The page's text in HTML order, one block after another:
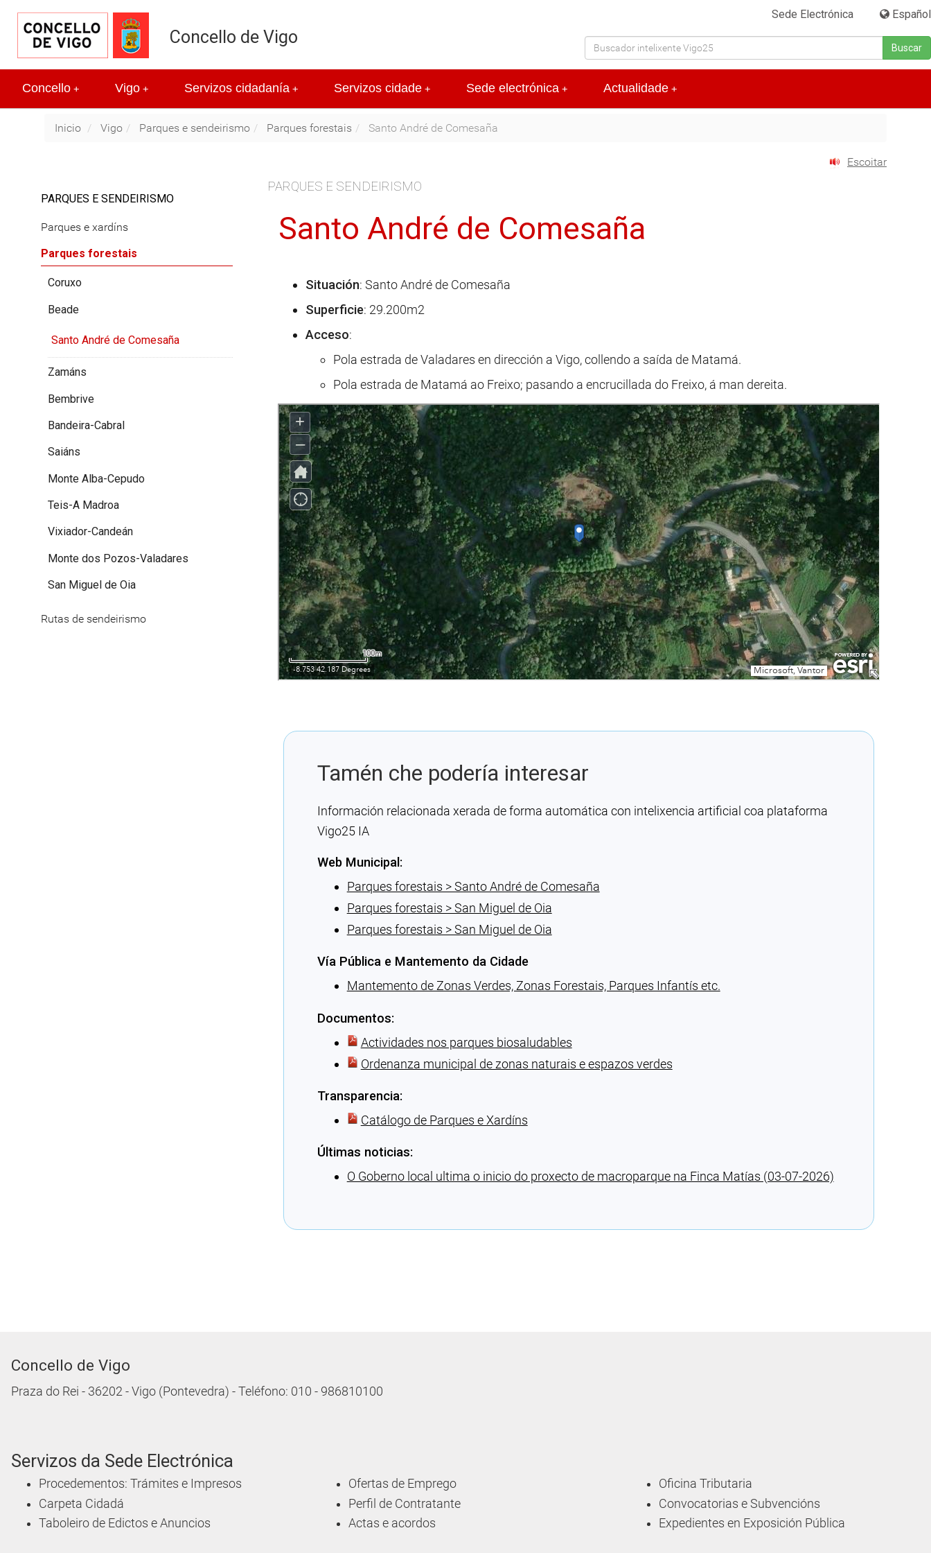
Sede Electrónica Español
Buscar
Concello de Vigo
+
Concello +
Vigo +
Servizos cidadanía +
Servizos cidade +
Sede electrónica +
Actualidade
Inicio Vigo Parques e sendeirismo Parques forestais Santo André de Comesaña
Escoitar
PARQUES E SENDEIRISMO
Santo André de Comesaña
Situación: Santo André de Comesaña
Superficie: 29.200m2
Acceso:
Pola estrada de Valadares en dirección a Vigo, collendo a saída de Matamá.
Pola estrada de Matamá ao Freixo; pasando a encrucillada do Freixo, á man dereita.
Tamén che podería interesar
Información relacionada xerada de forma automática con intelixencia artificial coa plataforma
Vigo25 IA
Web Municipal:
Parques forestais > Santo André de Comesaña
Parques forestais > San Miguel de Oia
Parques forestais > San Miguel de Oia
Vía Pública e Mantemento da Cidade
Mantemento de Zonas Verdes, Zonas Forestais, Parques Infantís etc.
Documentos:
Actividades nos parques biosaludables
Ordenanza municipal de zonas naturais e espazos verdes
Transparencia:
Catálogo de Parques e Xardíns
Últimas noticias:
O Goberno local ultima o inicio do proxecto de macroparque na Finca Matías (03-07-2026)
PARQUES E SENDEIRISMO
Parques e xardíns
Parques forestais
Coruxo
Beade
Santo André de Comesaña
Zamáns
Bembrive
Bandeira-Cabral
Saiáns
Monte Alba-Cepudo
Teis-A Madroa
Vixiador-Candeán
Monte dos Pozos-Valadares
San Miguel de Oia
Rutas de sendeirismo
Concello de Vigo
Praza do Rei - 36202 - Vigo (Pontevedra) - Teléfono: 010 - 986810100
Servizos da Sede Electrónica
Procedementos: Trámites e Impresos
Carpeta Cidadá
Taboleiro de Edictos e Anuncios
Ofertas de Emprego
Perfil de Contratante
Actas e acordos
Oficina Tributaria
Convocatorias e Subvencións
Expedientes en Exposición Pública